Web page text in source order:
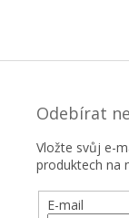
Odebírat
Vložte svůj e-
produktech na
E-mail